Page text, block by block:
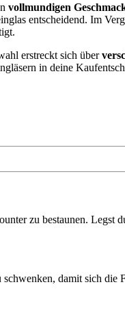
vollmundigen
entscheidend. Im
erstreckt sich über
in deine
zu bestaunen.
damit sich